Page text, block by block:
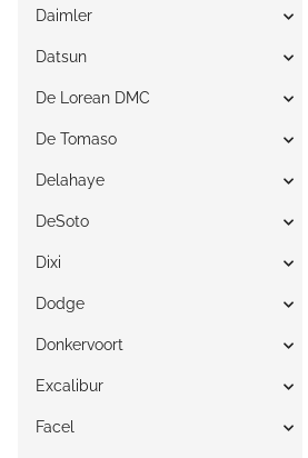
Daimler
Datsun
De Lorean DMC
De Tomaso
Delahaye
DeSoto
Dixi
Dodge
Donkervoort
Excalibur
Facel